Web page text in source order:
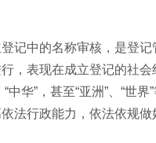
记中的名称审核，是登
，表现在成立登记的社
华”，甚至“亚洲”、“世
法行政能力，依法依规做